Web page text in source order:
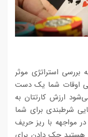
استراتژی موثر
اوقات شما یک دست
ارزش کارتتان به
شرطبندی برای شما
مواجهه با ریز حریف